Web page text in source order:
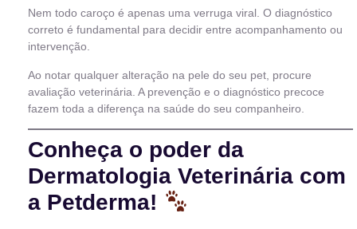
Nem todo caroço é apenas uma verruga viral. O diagnóstico
correto é fundamental para decidir entre acompanhamento ou
intervenção.
Ao notar qualquer alteração na pele do seu pet, procure
avaliação veterinária. A prevenção e o diagnóstico precoce
fazem toda a diferença na saúde do seu companheiro.
Conheça o poder da
Dermatologia Veterinária com
a Petderma!